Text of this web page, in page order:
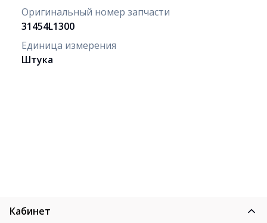
Оригинальный номер запчасти
31454L1300
Единица измерения
Штука
Кабинет